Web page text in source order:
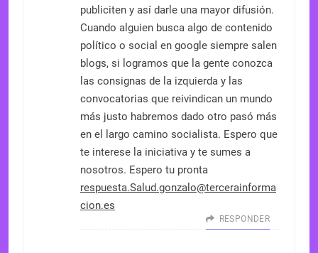
publiciten y así darle una mayor difusión.
Cuando alguien busca algo de contenido
político o social en google siempre salen
blogs, si logramos que la gente conozca
las consignas de la izquierda y las
convocatorias que reivindican un mundo
más justo habremos dado otro pasó más
en el largo camino socialista. Espero que
te interese la iniciativa y te sumes a
nosotros. Espero tu pronta
respuesta.Salud.gonzalo@tercerainforma
cion.es
RESPONDER